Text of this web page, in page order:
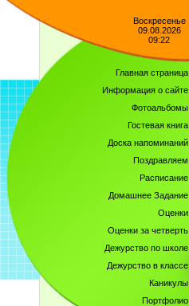
Воскресенье
09.08.2026
09:22
Главная страница
Информация о сайте
Фотоальбомы
Гостевая книга
Доска напоминаний
Поздравляем
Расписание
Домашнее Задание
Оценки
Оценки за четверть
Дежурство по школе
Дежурство в классе
Каникулы
Портфолио